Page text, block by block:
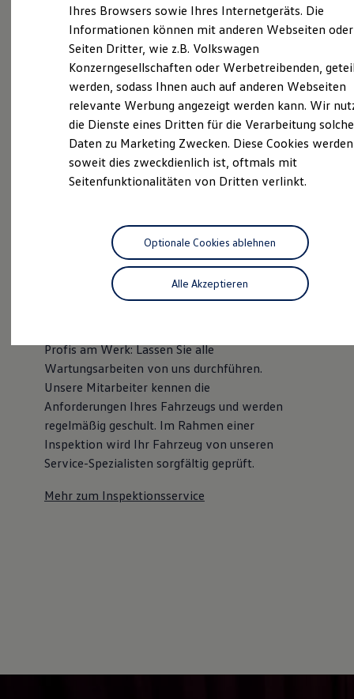
Digitales Bordbuch
Fahrerassistenz- und Sicherheitssysteme
Kontrollleuchten
Kurzfahrprofile und Ölverdünnung
Batterieverordnung
XTL-Dieselkraftstoff
Ersatzteile und Betriebsflüssigkeiten
Original Zubehör und Lifestyle Produkte
myVolkswagen
myVolkswagen Business
Elektrisch & Autonom
Unser Ansatz
Reichweitensimulator
Ladezeitensimulator
Ladelösungen für Privatkunden
Ladelösungen für Gewerbekunden
Wallbox und Ladekabel
Bidirektionales Laden
Fördermöglichkeiten für Gewerbekunden
Kostensimulator
Autonomes Fahren
Mehr zum ID. Buzz
Online Beratung
California Welt
California Club
California Magazin & Ratgeber
Vanlife
Ratgeber
California Reisen & Erlebnisse
UnsereService
Leistungen
Profis am Werk: Lassen Sie alle
Wartungsarbeiten von uns durchführen.
Unsere Mitarbeiter kennen die
Anforderungen Ihres Fahrzeugs und werden
regelmäßig geschult. Im Rahmen einer
Inspektion wird Ihr Fahrzeug von unseren
Service-Spezialisten sorgfältig geprüft.
Mehr zum Inspektionsservice
Ihres Browsers sowie Ihres Internetgeräts. Die
Informationen können mit anderen Webseiten oder
Seiten Dritter, wie z.B. Volkswagen
Konzerngesellschaften oder Werbetreibenden,
werden, sodass Ihnen auch auf anderen Webseiten
relevante Werbung angezeigt werden kann. Wir
die Dienste eines Dritten für die Verarbeitung
Daten zu Marketing Zwecken. Diese Cookies
soweit dies zweckdienlich ist, oftmals mit
Seitenfunktionalitäten von Dritten verlinkt.
Alle Akzeptieren
Optionale Cookies ablehnen